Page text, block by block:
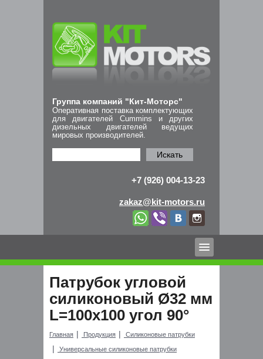
Группа компаний "Кит-Моторс"
Оперативная поставка комплектующих
для двигателей Cummins и других
дизельных двигателей ведущих
мировых производителей.
Искать
+7 (926) 004-13-23
zakaz@kit-motors.ru
Патрубок угловой
силиконовый Ø32 мм
L=100x100 угол 90°
Главная Продукция Силиконовые патрубки
Универсальные силиконовые патрубки